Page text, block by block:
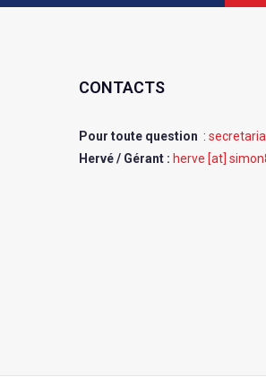
CONTACTS
Pour toute question :
Hervé / Gérant : herve [at]